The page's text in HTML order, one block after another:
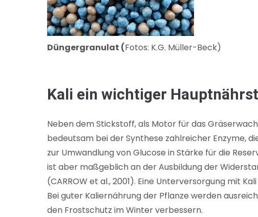
Düngergranulat (Fotos: K.G. Müller-Beck)
Kali ein wichtiger
Neben dem Stickstoff, als Motor für das
bedeutsam bei der Synthese zahlreicher Enzyme,
zur Umwandlung von Glucose in Stärke für die
ist aber maßgeblich an der Ausbildung der
(CARROW et al., 2001). Eine Unterversorgung mit
Bei guter Kaliernährung der Pflanze werden
den Frostschutz im Winter verbessern.